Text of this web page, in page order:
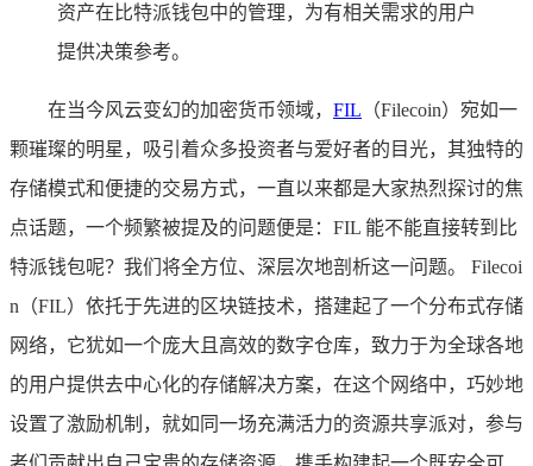
资产在比特派钱包中的管理，为有相关需求的用户
提供决策参考。
在当今风云变幻的加密货币领域， FIL （Filecoin）宛如一
颗璀璨的明星，吸引着众多投资者与爱好者的目光，其独特的
存储模式和便捷的交易方式，一直以来都是大家热烈探讨的焦
点话题，一个频繁被提及的问题便是：FIL 能不能直接转到比
特派钱包呢？我们将全方位、深层次地剖析这一问题。 Filecoi
n（FIL）依托于先进的区块链技术，搭建起了一个分布式存储
网络，它犹如一个庞大且高效的数字仓库，致力于为全球各地
的用户提供去中心化的存储解决方案，在这个网络中，巧妙地
设置了激励机制，就如同一场充满活力的资源共享派对，参与